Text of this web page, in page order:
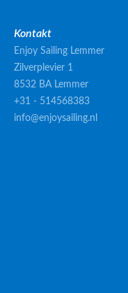
Kontakt
Enjoy Sailing Lemmer
Zilverplevier 1
8532 BA Lemmer
+31 - 514568383
info@enjoysailing.nl